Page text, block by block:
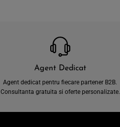
Agent Dedicat
Agent dedicat pentru fiecare partener B2B.
Consultanta gratuita si oferte personalizate.